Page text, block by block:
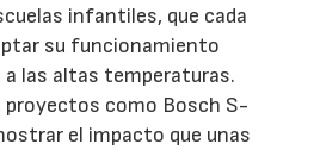
infantiles, que cada
su funcionamiento
las altas temperaturas.
proyectos como Bosch S-
el impacto que unas